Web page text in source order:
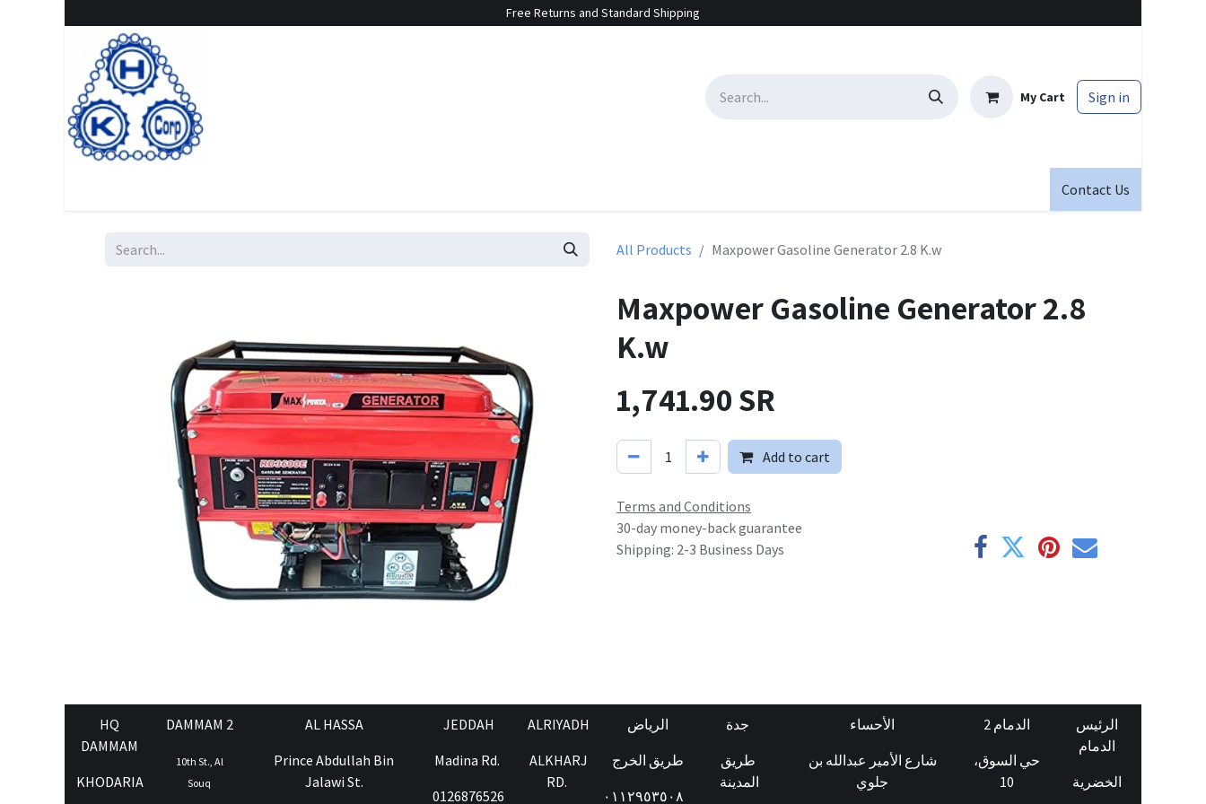
Free Returns and Standard Shipping
My Cart Sign in
Contact Us
All Products Maxpower Gasoline Generator 2.8 K.w
Maxpower Gasoline Generator 2.8
K.w
1,741.90SR
Add to cart
Terms and Conditions
30-day money-back guarantee
Shipping: 2-3 Business Days
HQ
DAMMAM
KHODARIA
DAMMAM 2
10th St., Al
Souq
AL HASSA
Prince Abdullah Bin
Jalawi St.
الرئيس
الدمام
الخضرية
الدمام 2
حي السوق،
10
الأحساء
شارع الأمير عبدالله بن
جلوي
جدة
طريق
المدينة
الرياض
طريق الخرج
٠١١٢٩٥٣٥٠٨
ALRIYADH
ALKHARJ
RD.
JEDDAH
Madina Rd.
0126876526